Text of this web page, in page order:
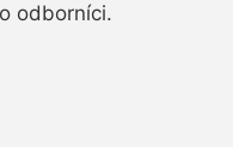
odborníci.